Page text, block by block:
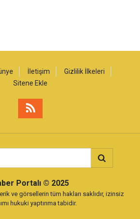
İletişim
Gizlilik İlkeleri
Sitene Ekle
Portalı © 2025
ve görsellerin tüm hakları saklıdır, izinsiz
hukuki yaptırıma tabidir.